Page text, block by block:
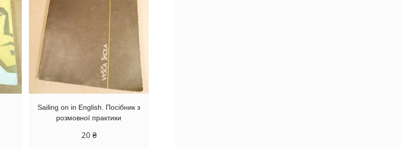
Sailing on in English. Посібник з
розмовної практики
20 ₴